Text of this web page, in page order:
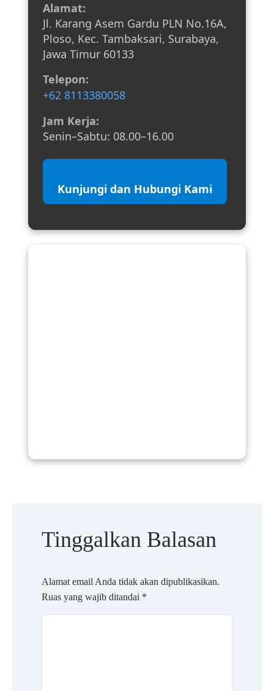
Alamat:
Jl. Karang Asem Gardu PLN No.16A,
Ploso, Kec. Tambaksari, Surabaya,
Jawa Timur 60133
Telepon:
+62 8113380058
Jam Kerja:
Senin–Sabtu: 08.00–16.00
Kunjungi dan Hubungi Kami
Tinggalkan Balasan
Alamat email Anda tidak akan dipublikasikan.
Ruas yang wajib ditandai *